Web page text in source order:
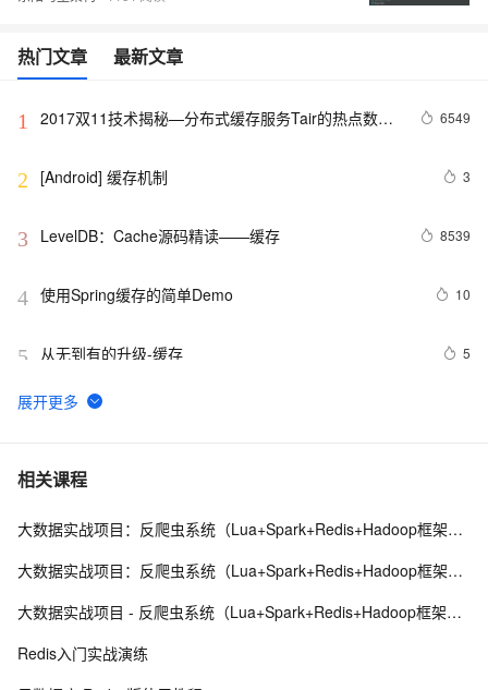
热门文章 最新文章
1
2017双11技术揭秘—分布式缓存服务Tair的热点数据
6549
2 [Android] 缓存机制 3
3 LevelDB：Cache源码精读——缓存 8539
4 使用Spring缓存的简单Demo 10
5 从无到有的升级-缓存 5
6 图片缓存优化
7 应对Memcached缓存失效，导致高并发查询DB的四种思
8 ASP.Net中的缓存方案（不仅仅是Cache和Session）（我
10Vue3实现页面缓存
相关课程
大数据实战项目：反爬虫系统（Lua+Spark+Redis+Hadoop框架搭建）第二阶段
大数据实战项目：反爬虫系统（Lua+Spark+Redis+Hadoop框架搭建）第五阶段
大数据实战项目 - 反爬虫系统（Lua+Spark+Redis+Hadoop框架搭建）第六阶段
Redis入门实战演练